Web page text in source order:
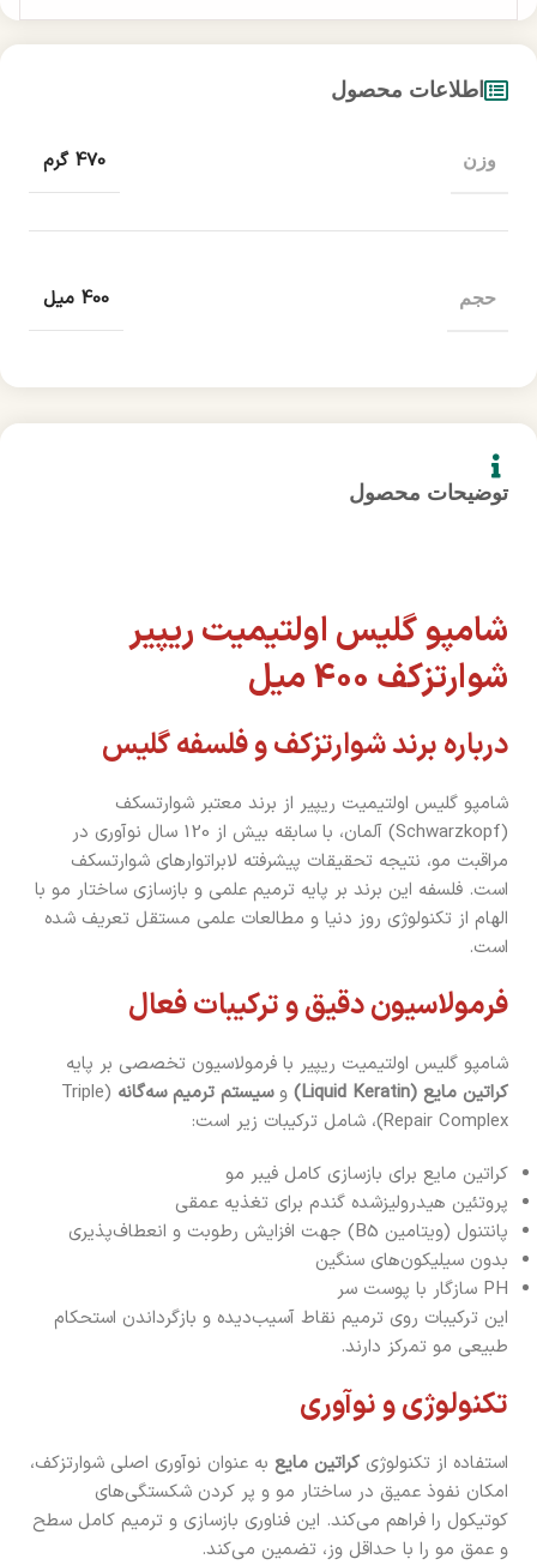
توضیحات محصول
شامپو گلیس اولتیمیت ریپیر
شوارتزکف 400 میل
درباره برند شوارتزکف و فلسفه گلیس
شامپو گلیس اولتیمیت ریپیر از برند معتبر شوارتسکف
(Schwarzkopf) آلمان، با سابقه بیش از 120 سال نوآوری در
مراقبت مو، نتیجه تحقیقات پیشرفته لابراتوارهای شوارتسکف
است. فلسفه این برند بر پایه ترمیم علمی و بازسازی ساختار مو با
الهام از تکنولوژی روز دنیا و مطالعات علمی مستقل تعریف شده
است.
فرمولاسیون دقیق و ترکیبات فعال
شامپو گلیس اولتیمیت ریپیر با فرمولاسیون تخصصی بر پایه
کراتین مایع (Liquid Keratin)
وسیستم ترمیم سه‌گانه (Triple
Repair Complex)، شامل ترکیبات زیر است:
کراتین مایع برای بازسازی کامل فیبر مو
پروتئین هیدرولیزشده گندم برای تغذیه عمقی
پانتنول (ویتامین B5) جهت افزایش رطوبت و انعطاف‌پذیری
بدون سیلیکون‌های سنگین
PH سازگار با پوست سر
این ترکیبات روی ترمیم نقاط آسیب‌دیده و بازگرداندن استحکام
طبیعی مو تمرکز دارند.
تکنولوژی و نوآوری
استفاده از تکنولوژی کراتین مایع به عنوان نوآوری اصلی شوارتزکف،
امکان نفوذ عمیق در ساختار مو و پر کردن شکستگی‌های
کوتیکول را فراهم می‌کند. این فناوری بازسازی و ترمیم کامل سطح
و عمق مو را با حداقل وز، تضمین می‌کند.
اطلاعات محصول
وزن 470 گرم
حجم 400 میل